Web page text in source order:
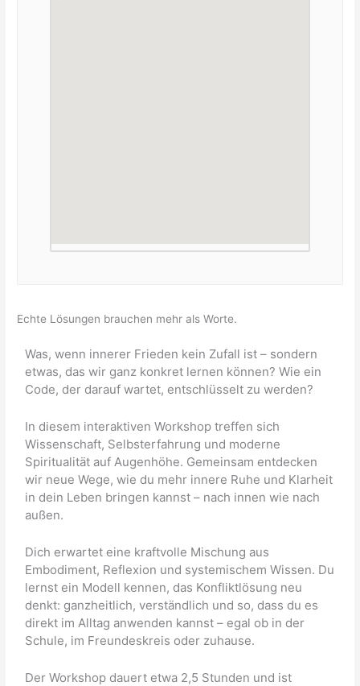
Echte Lösungen brauchen mehr als Worte.
Was, wenn innerer Frieden kein Zufall ist – sondern
etwas, das wir ganz konkret lernen können? Wie ein
Code, der darauf wartet, entschlüsselt zu werden?
In diesem interaktiven Workshop treffen sich
Wissenschaft, Selbsterfahrung und moderne
Spiritualität auf Augenhöhe. Gemeinsam entdecken
wir neue Wege, wie du mehr innere Ruhe und Klarheit
in dein Leben bringen kannst – nach innen wie nach
außen.
Dich erwartet eine kraftvolle Mischung aus
Embodiment, Reflexion und systemischem Wissen. Du
lernst ein Modell kennen, das Konfliktlösung neu
denkt: ganzheitlich, verständlich und so, dass du es
direkt im Alltag anwenden kannst – egal ob in der
Schule, im Freundeskreis oder zuhause.
Der Workshop dauert etwa 2,5 Stunden und ist